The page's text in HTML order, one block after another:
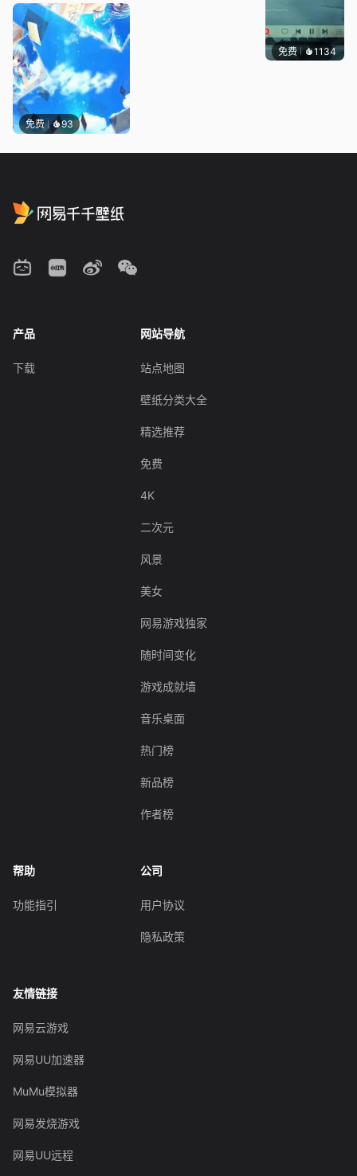
免费 93
免费 1134冰茶
产品
下载
网站导航
站点地图
壁纸分类大全
精选推荐
免费
4K
二次元
风景
美女
网易游戏独家
随时间变化
游戏成就墙
音乐桌面
热门榜
新品榜
作者榜
帮助
功能指引
公司
用户协议
隐私政策
友情链接
网易云游戏
网易UU加速器
MuMu模拟器
网易发烧游戏
网易UU远程